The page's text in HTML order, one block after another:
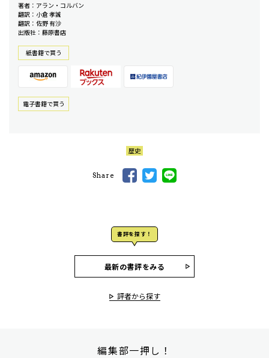
著者：アラン・コルバン
翻訳：小倉 孝誠
翻訳：佐野 有沙
出版社：藤原書店
紙書籍で買う
電⼦書籍で買う
歴史
Share
書評を探す！
最新の書評をみる
評者から探す
編集部一押し！